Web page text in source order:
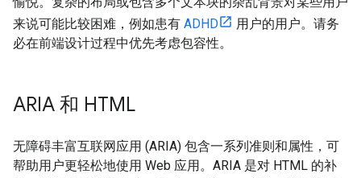
来说可能比较困难，例如患有 ADHD
用户的用户。请务
必在前端设计过程中优先考虑包容性。
ARIA 和 HTML
无障碍丰富互联网应用 (ARIA) 包含一系列准则和属性，可
帮助用户更轻松地使用 Web 应用。ARIA 是对 HTML 的补